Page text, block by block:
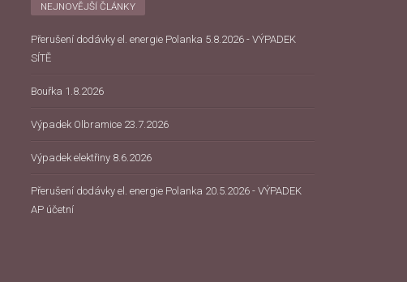
NEJNOVĚJŠÍ ČLÁNKY
Přerušení dodávky el. energie Polanka 5.8.2026 - VÝPADEK
SÍTĚ
Bouřka 1.8.2026
Výpadek Olbramice 23.7.2026
Výpadek elektřiny 8.6.2026
Přerušení dodávky el. energie Polanka 20.5.2026 - VÝPADEK
AP účetní